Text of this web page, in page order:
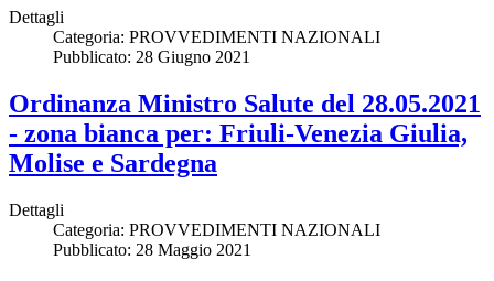
Dettagli
Categoria: PROVVEDIMENTI NAZIONALI
Pubblicato: 28 Giugno 2021
Ordinanza Ministro Salute del 28.05.2021
- zona bianca per: Friuli-Venezia Giulia,
Molise e Sardegna
Dettagli
Categoria: PROVVEDIMENTI NAZIONALI
Pubblicato: 28 Maggio 2021